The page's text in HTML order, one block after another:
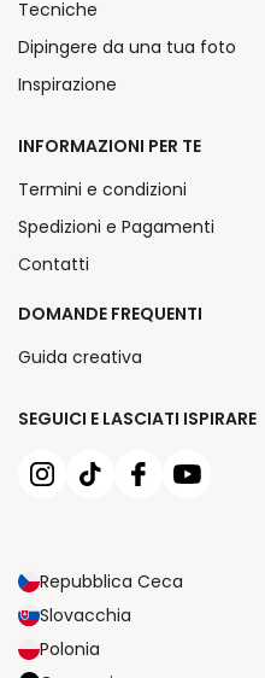
SEGUICI E LASCIATI ISPIRARE
Repubblica Ceca
Slovacchia
Polonia
Tecniche
Dipingere da una tua foto
Inspirazione
INFORMAZIONI PER TE
Termini e condizioni
Spedizioni e Pagamenti
Contatti
DOMANDE FREQUENTI
Guida creativa